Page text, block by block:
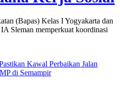
(Bapas) Kelas I Yogyakarta dan
Sleman memperkuat koordinasi
Kawal Perbaikan Jalan
di Semampir